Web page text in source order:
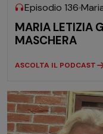
Episodio 136
MARIA LETIZIA
MASCHERA
ASCOLTA IL PODCAST